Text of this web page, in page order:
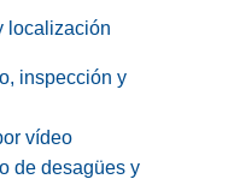
localización
inspección y
vídeo
de desagües y